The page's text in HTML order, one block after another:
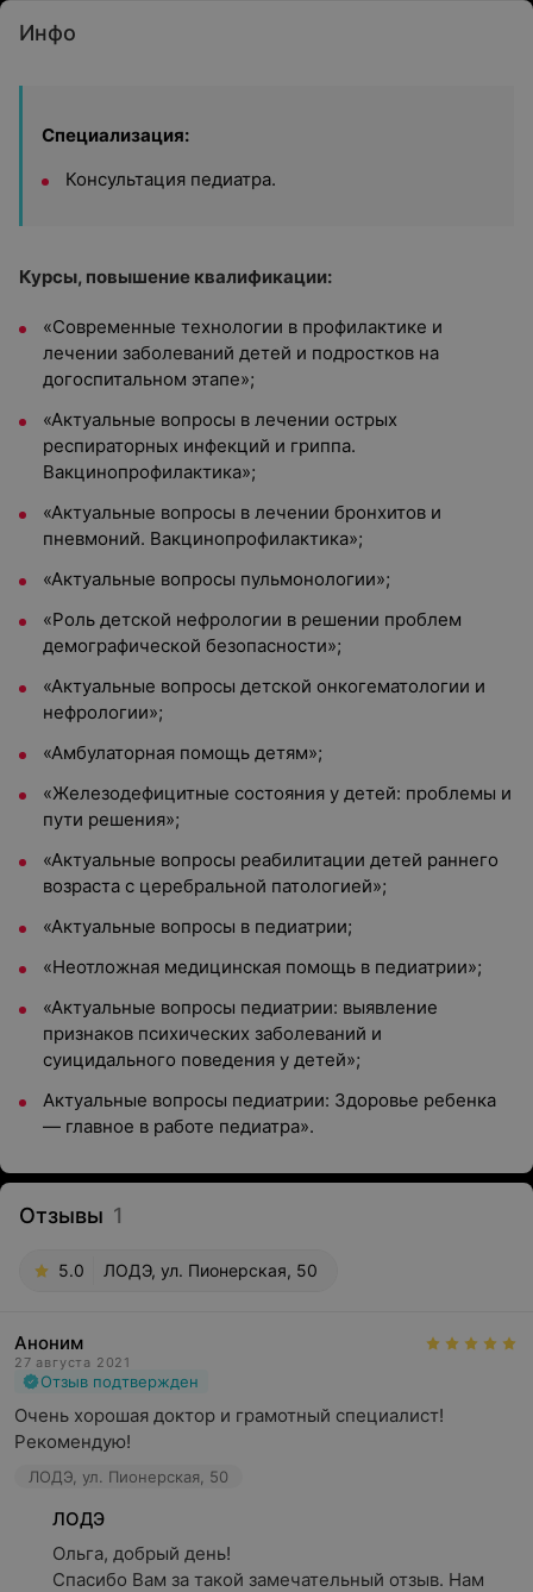
Инфо
Специализация:
Консультация педиатра.
Курсы, повышение квалификации:
«Современные технологии в профилактике и
лечении заболеваний детей и подростков на
догоспитальном этапе»;
«Актуальные вопросы в лечении острых
респираторных инфекций и гриппа.
Вакцинопрофилактика»;
«Актуальные вопросы в лечении бронхитов и
пневмоний. Вакцинопрофилактика»;
«Актуальные вопросы пульмонологии»;
«Роль детской нефрологии в решении проблем
демографической безопасности»;
«Актуальные вопросы детской онкогематологии и
нефрологии»;
«Амбулаторная помощь детям»;
«Железодефицитные состояния у детей: проблемы и
пути решения»;
«Актуальные вопросы реабилитации детей раннего
возраста с церебральной патологией»;
«Актуальные вопросы в педиатрии;
«Неотложная медицинская помощь в педиатрии»;
«Актуальные вопросы педиатрии: выявление
признаков психических заболеваний и
суицидального поведения у детей»;
Актуальные вопросы педиатрии: Здоровье ребенка
— главное в работе педиатра».
Отзывы 1
5.0 ЛОДЭ, ул. Пионерская, 50
Аноним
27 августа 2021
Отзыв подтвержден
Очень хорошая доктор и грамотный специалист!
Рекомендую!
ЛОДЭ, ул. Пионерская, 50
ЛОДЭ
Ольга, добрый день!
Спасибо Вам за такой замечательный отзыв. Нам